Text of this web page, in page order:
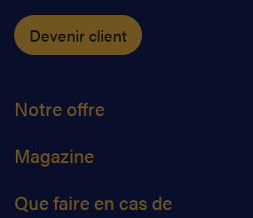
Devenir client
Notre offre
Magazine
Que faire en cas de